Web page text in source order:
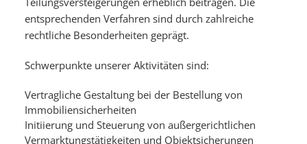
entsprechenden Verfahren sind durch zahlreiche
rechtliche Besonderheiten geprägt.
Schwerpunkte unserer Aktivitäten sind:
Vertragliche Gestaltung bei der Bestellung von
Immobiliensicherheiten
Initiierung und Steuerung von außergerichtlichen
Vermarktungstätigkeiten und Objektsicherungen